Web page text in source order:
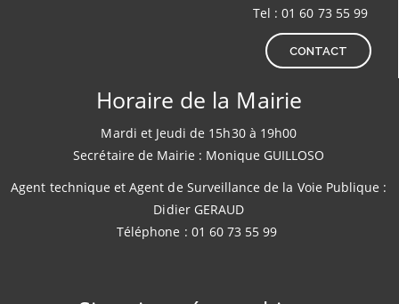
Tel : 01 60 73 55 99
CONTACT
Horaire de la Mairie
Mardi et Jeudi de 15h30 à 19h00
Secrétaire de Mairie : Monique GUILLOSO
Agent technique et Agent de Surveillance de la Voie Publique :
Didier GERAUD
Téléphone : 01 60 73 55 99